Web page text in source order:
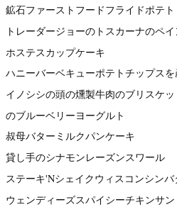
鉱石ファーストフードフライドポテト
トレーダージョーのトスカーナのペイ
ホステスカップケーキ
ハニーバーベキューポテトチップス
イノシシの頭の燻製牛肉のブリスケッ
のブルーベリーヨーグルト
叔母バターミルクパンケーキ
貸し手のシナモンレーズンスワール
ステーキ'Nシェイクウィスコンシン
ウェンディーズスパイシーチキンサ